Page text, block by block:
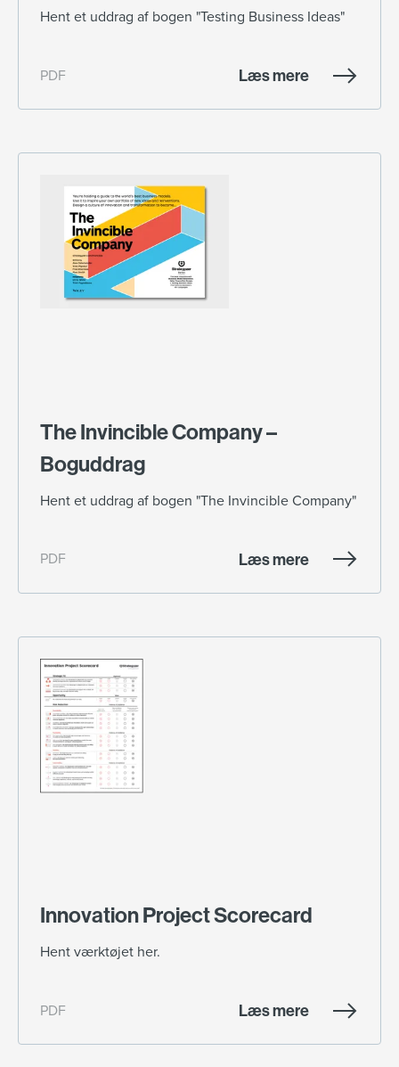
Hent et uddrag af bogen "Testing Business Ideas"
PDF Læs mere
The Invincible Company –
Boguddrag
Hent et uddrag af bogen "The Invincible Company"
PDF Læs mere
Innovation Project Scorecard
Hent værktøjet her.
PDF Læs mere